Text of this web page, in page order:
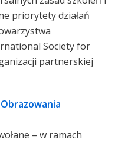
priorytety działań
Society for
partnerskiej
– w ramach